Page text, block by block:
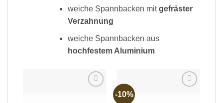
weiche Spannbacken mitgefräster
Verzahnung
weiche Spannbacken aus
hochfestem Aluminium
-10%